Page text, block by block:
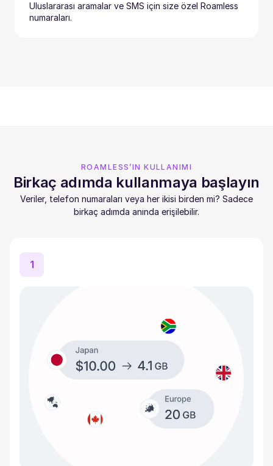
Uluslararası aramalar ve SMS için size özel Roamless
numaraları.
ROAMLESS’IN KULLANIMI
Birkaç adımda kullanmaya başlayın
Veriler, telefon numaraları veya her ikisi birden mi? Sadece
birkaç adımda anında erişilebilir.
1